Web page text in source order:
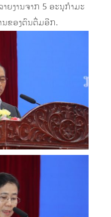
ຍງານຈາກ 5 ອະນຸກໍາມະ
ນຂອງຕົນຕື່ມອີກ.